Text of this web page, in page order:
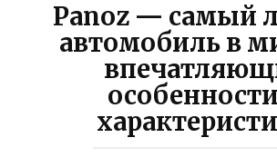
Panoz — самый
автомобиль в